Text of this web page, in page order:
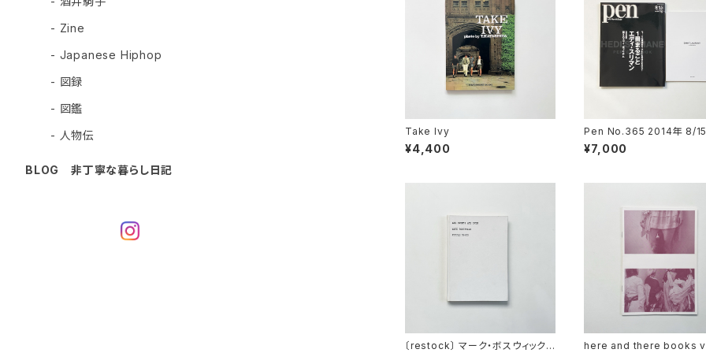
Take Ivy
¥4,400
Pen No.365 2014年 8/
集: 1冊まるごとエディ・スリ
(別冊付属)
¥7,000
〔restock〕 マーク・ボスウィック
here and there books
- Zine
- Japanese Hiphop
- 図録
- 図鑑
- 人物伝
BLOG 非丁寧な暮らし日記